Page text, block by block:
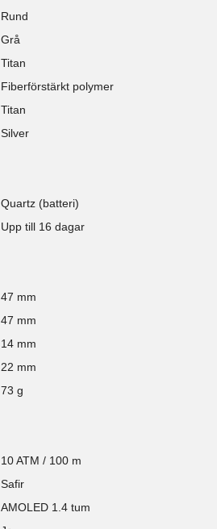
Rund
Grå
Titan
Fiberförstärkt polymer
Titan
Silver
Quartz (batteri)
Upp till 16 dagar
47 mm
47 mm
14 mm
22 mm
73 g
10 ATM / 100 m
Safir
AMOLED 1.4 tum